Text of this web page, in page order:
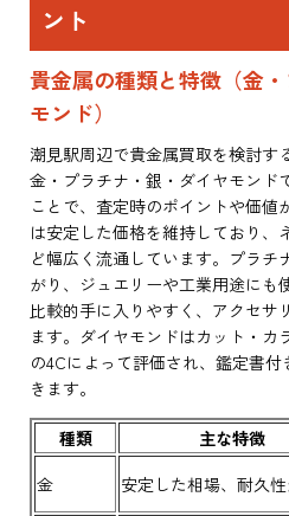
ント
貴金属の種類と特徴（金
モンド）
潮見駅周辺で貴金属買取を検討す
金・プラチナ・銀・ダイヤモンド
ことで、査定時のポイントや価値
は安定した価格を維持しており、
ど幅広く流通しています。プラチ
がり、ジュエリーや工業用途にも
比較的手に入りやすく、アクセサ
ます。ダイヤモンドはカット・カ
の4Cによって評価され、鑑定書
きます。
種類 主な特徴
金
安定した相場、耐久